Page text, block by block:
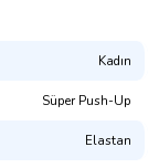
terchidir.
ederiz.
Kadın
Süper Push-Up
Elastan